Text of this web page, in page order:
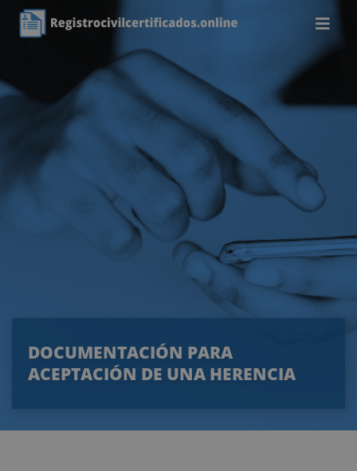
DOCUMENTACIÓN PARA
ACEPTACIÓN DE UNA HERENCIA